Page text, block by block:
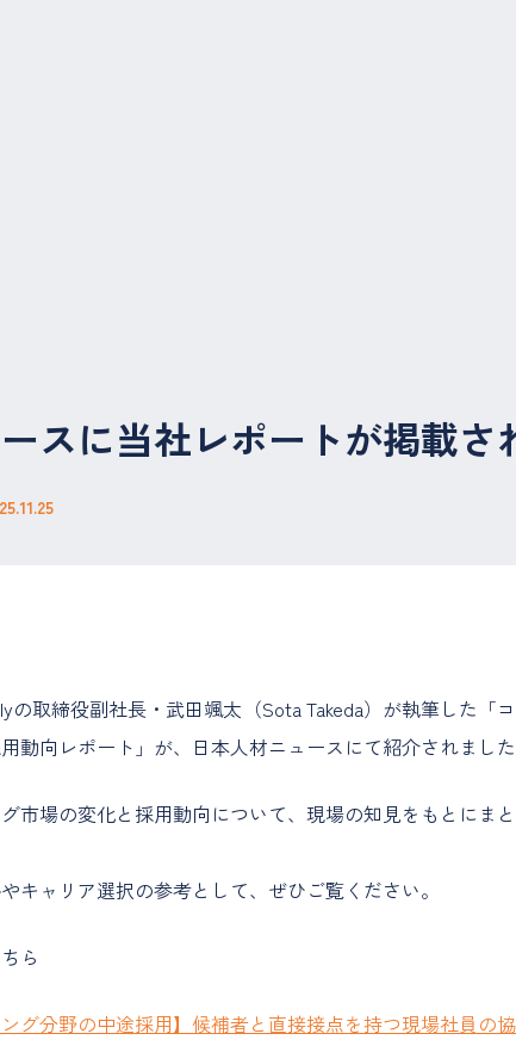
スに当社レポートが掲載さ
の取締役副社長・武田颯太（Sota Takeda）が執筆した「
動向レポート」が、日本人材ニュースにて紹介されまし
市場の変化と採用動向について、現場の知見をもとにま
キャリア選択の参考として、ぜひご覧ください。
ら
ング分野の中途採用】候補者と直接接点を持つ現場社員の